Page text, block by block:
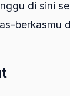
di sini
berkasmu